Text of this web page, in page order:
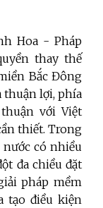
Hoa - Pháp
thay thế
Bắc Đông
thuận lợi, phía
với Việt
thiết. Trong
có nhiều
đa chiều đặt
pháp mềm
tạo điều kiện